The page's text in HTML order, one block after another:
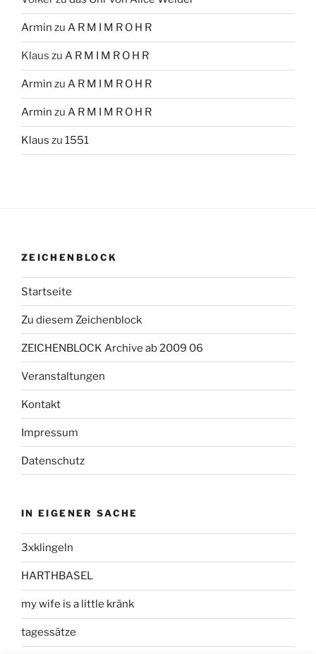
Armin zu A R M I M R O H R
Klaus zu A R M I M R O H R
Armin zu A R M I M R O H R
Armin zu A R M I M R O H R
Klaus zu 1551
ZEICHENBLOCK
Startseite
Zu diesem Zeichenblock
ZEICHENBLOCK Archive ab 2009 06
Veranstaltungen
Kontakt
Impressum
Datenschutz
IN EIGENER SACHE
3xklingeln
HARTHBASEL
my wife is a little kränk
tagessätze